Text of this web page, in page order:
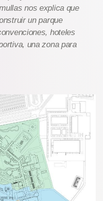
nos explica que
un parque
hoteles
una zona para